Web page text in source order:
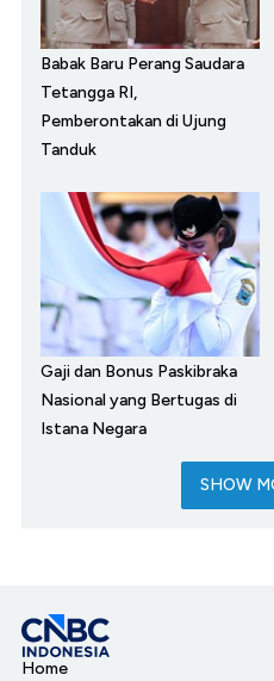
Babak Baru Perang Saudara
Tetangga RI,
Pemberontakan di Ujung
Tanduk
Gaji dan Bonus Paskibraka
Nasional yang Bertugas di
Istana Negara
SHOW
Home